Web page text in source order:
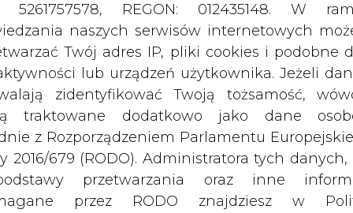
ZMIANY KADROWE NA RYNKU
5261757578, REGON: 012435148. W
naszych serwisów internetowych
Twój adres IP, pliki cookies i podobne
lub urządzeń użytkownika. Jeżeli
zidentyfikować Twoją tożsamość,
traktowane dodatkowo jako dane
z Rozporządzeniem Parlamentu
2016/679 (RODO). Administratora tych danych,
przetwarzania oraz inne
przez RODO znajdziesz w